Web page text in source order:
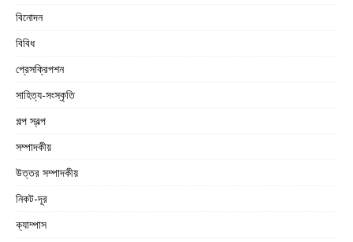
বিনোদন
বিবিধ
প্রেসক্রিপশন
সাহিত্য-সংস্কৃতি
গল্প স্বল্প
সম্পাদকীয়
উত্তর সম্পাদকীয়
নিকট-দূর
ক্যাম্পাস